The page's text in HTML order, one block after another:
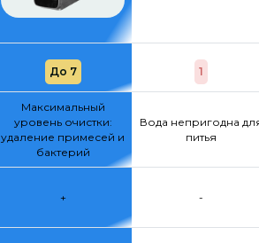
До 7 1
Максимальный
уровень очистки:
удаление примесей и
бактерий
Вода непригодна
питья
+ -